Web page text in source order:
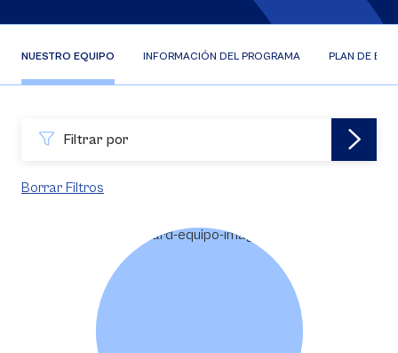
NUESTRO EQUIPO INFORMACIÓN DEL PROGRAMA PLAN DE
Filtrar por
Borrar Filtros